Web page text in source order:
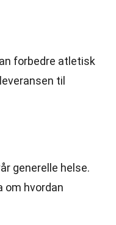
forbedre atletisk
til
generelle helse.
om hvordan